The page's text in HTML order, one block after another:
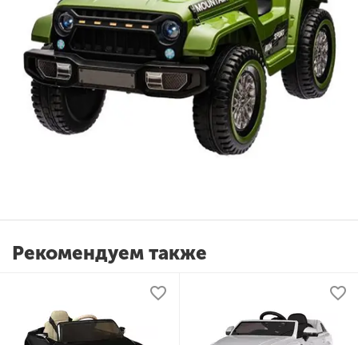
Рекомендуем также